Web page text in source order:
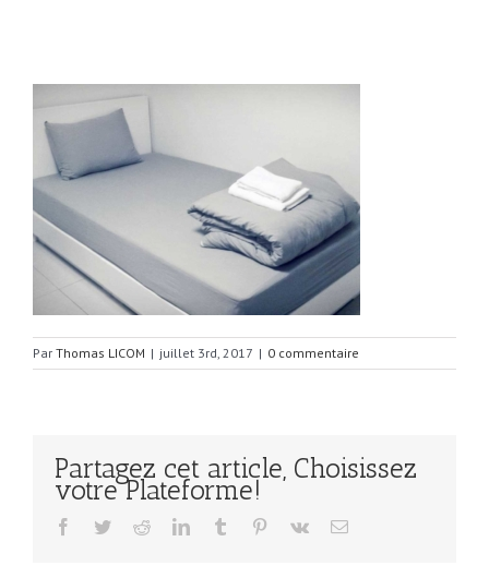
Par Thomas LICOM | juillet 3rd, 2017 | 0 commentaire
Partagez cet article, Choisissez
votre Plateforme!
Facebook
TwitterRedditLinkedInTumblr Pinterest
Vk Email